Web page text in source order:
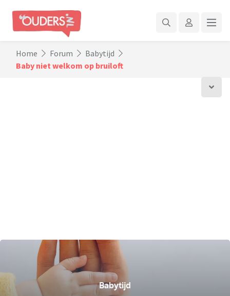
Home Forum
Babytijd
Baby niet welkom op bruiloft
Babytijd